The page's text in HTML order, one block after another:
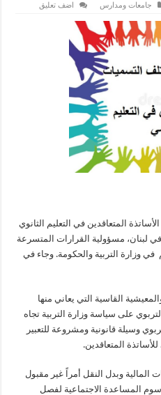
جامعات ومدارس اضف تعليق
المتعاقدين في التعليم الثانوي
لبنان، مسؤولية القرارات المتسرعة
وزارة التربية والحكومة. وجاء في
القاسية التي يعاني منها
على سياسة وزارة التربية تجاه
وسيلة قانونية ومشروعة للتعبير
المتعاقدين.
المالية وبدل النقل أمراً غير مقبول
المساعدة الاجتماعية لفصل